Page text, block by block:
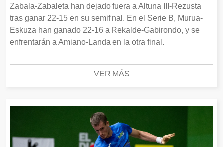
Zabala-Zabaleta han dejado fuera a Altuna III-Rezusta
tras ganar 22-15 en su semifinal. En el Serie B, Murua-
Eskuza han ganado 22-16 a Rekalde-Gabirondo, y se
enfrentarán a Amiano-Landa en la otra final.
VER MÁS